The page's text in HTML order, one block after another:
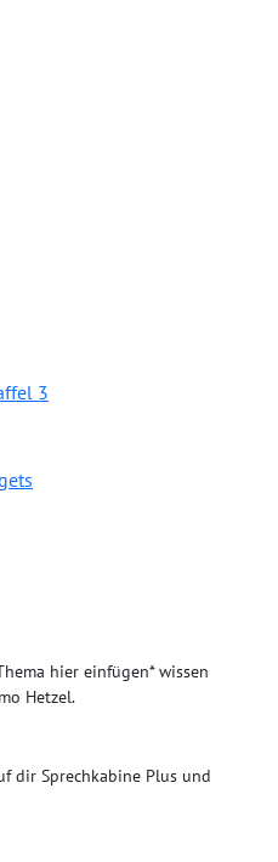
3
hier einfügen* wissen
Hetzel.
dir Sprechkabine Plus und